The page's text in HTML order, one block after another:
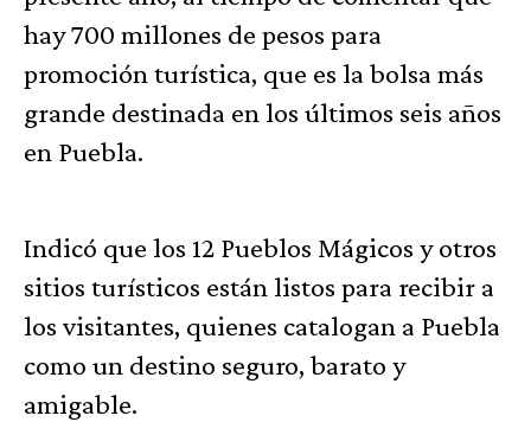
hay 700 millones de pesos para
promoción turística, que es la bolsa más
grande destinada en los últimos seis años
en Puebla.
Indicó que los 12 Pueblos Mágicos y otros
sitios turísticos están listos para recibir a
los visitantes, quienes catalogan a Puebla
como un destino seguro, barato y
amigable.